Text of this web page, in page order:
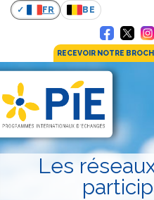
FR BE
RECEVOIR NOTRE
Les